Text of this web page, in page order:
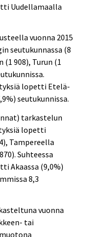
Uudellamaalla
vuonna 2015
seutukunnassa (8
(1 908), Turun (1
lopetti Etelä-
seutukunnissa.
tarkastelun
lopetti
Tampereella
Suhteessa
Akaassa (9,0%)
8,3
vuonna
tai